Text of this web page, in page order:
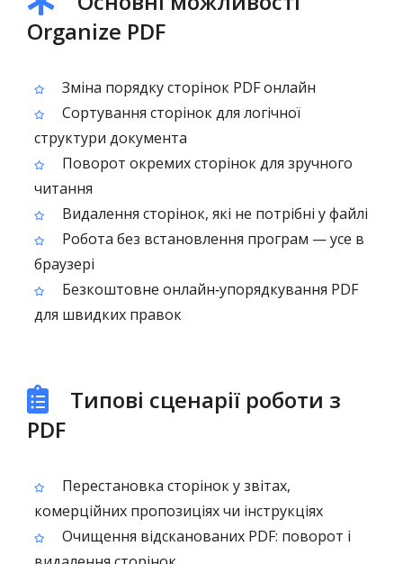
Organize PDF
Зміна порядку сторінок PDF онлайн
Сортування сторінок для логічної
структури документа
Поворот окремих сторінок для зручного
читання
Видалення сторінок, які не потрібні у файлі
Робота без встановлення програм — усе в
браузері
Безкоштовне онлайн‑упорядкування PDF
для швидких правок
Типові сценарії роботи з
PDF
Перестановка сторінок у звітах,
комерційних пропозиціях чи інструкціях
Очищення відсканованих PDF: поворот і